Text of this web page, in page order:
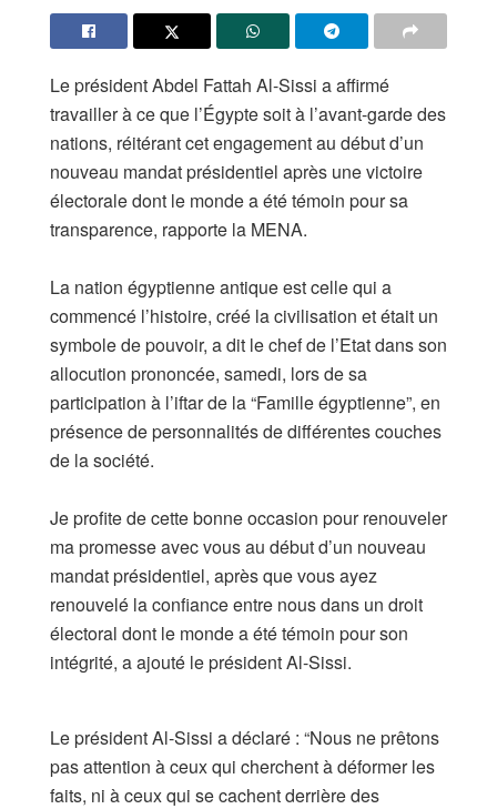
Le président Abdel Fattah Al-Sissi a affirmé
travailler à ce que l’Égypte soit à l’avant-garde des
nations, réitérant cet engagement au début d’un
nouveau mandat présidentiel après une victoire
électorale dont le monde a été témoin pour sa
transparence, rapporte la MENA.
La nation égyptienne antique est celle qui a
commencé l’histoire, créé la civilisation et était un
symbole de pouvoir, a dit le chef de l’Etat dans son
allocution prononcée, samedi, lors de sa
participation à l’iftar de la “Famille égyptienne”, en
présence de personnalités de différentes couches
de la société.
Je profite de cette bonne occasion pour renouveler
ma promesse avec vous au début d’un nouveau
mandat présidentiel, après que vous ayez
renouvelé la confiance entre nous dans un droit
électoral dont le monde a été témoin pour son
intégrité, a ajouté le président Al-Sissi.
Le président Al-Sissi a déclaré : “Nous ne prêtons
pas attention à ceux qui cherchent à déformer les
faits, ni à ceux qui se cachent derrière des